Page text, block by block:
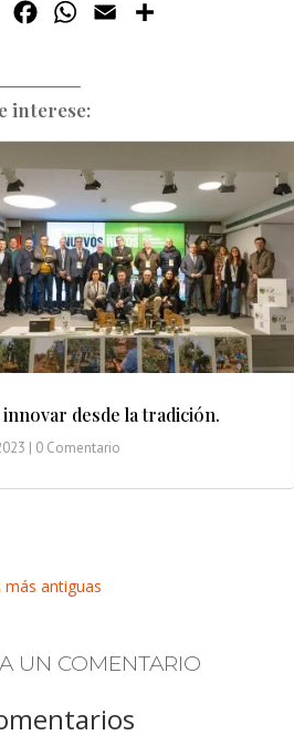
X FacebookWhatsApp
Email
interese:
desde la tradición.
| 0 Comentario
más antiguas
UN COMENTARIO